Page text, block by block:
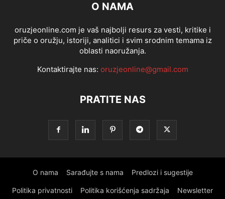
O NAMA
oruzjeonline.com je vaš najbolji resurs za vesti, kritike i
priče o oružju, istoriji, analitici i svim srodnim temama iz
oblasti naoružanja.
Kontaktirajte nas: oruzjeonline@gmail.com
PRATITE NAS
O nama Sarađujte s nama Predlozi i sugestije
Politika privatnosti Politika korišćenja sadržaja Newsletter